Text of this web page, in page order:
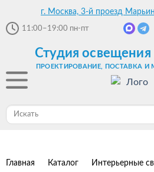
г. Москва, 3-й проезд
11:00–19:00 пн-пт
Студия
ПРОЕКТИРОВАНИЕ, ПОСТАВКА
Главная Каталог Интерьерные